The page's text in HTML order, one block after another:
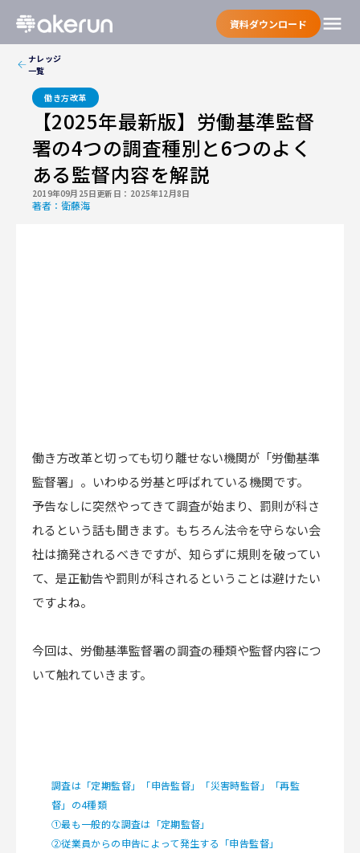
資料ダウンロード menu
ナレッジ
一覧
働き方改革
【2025年最新版】労働基準監督
署の4つの調査種別と6つのよく
ある監督内容を解説
2019年09月25日更新日： 2025年12月8日
著者： 衛藤海
働き方改革と切っても切り離せない機関が「労働基準
監督署」。いわゆる労基と呼ばれている機関です。
予告なしに突然やってきて調査が始まり、罰則が科さ
れるという話も聞きます。もちろん法令を守らない会
社は摘発されるべきですが、知らずに規則を破ってい
て、是正勧告や罰則が科されるということは避けたい
ですよね。
今回は、労働基準監督署の調査の種類や監督内容につ
いて触れていきます。
調査は「定期監督」「申告監督」「災害時監督」「再監
督」の4種類
①最も一般的な調査は「定期監督」
②従業員からの申告によって発生する「申告監督」